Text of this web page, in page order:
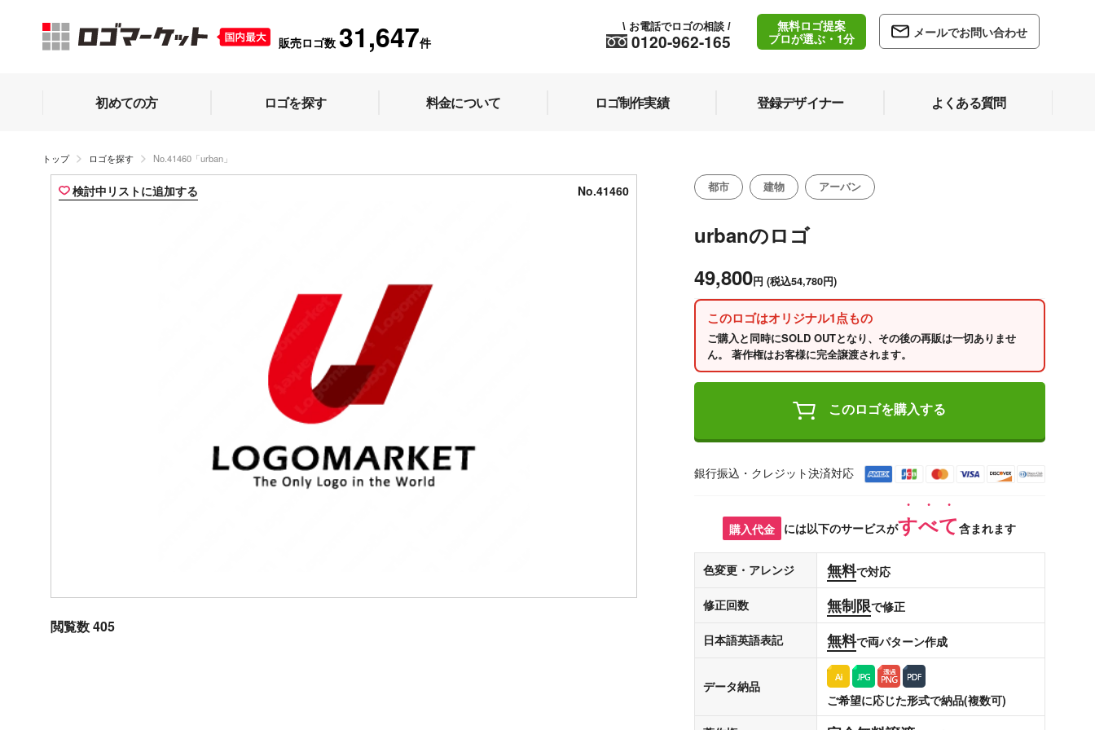
販売ロゴ数 31,647件 0120-962-165
\ お電話でロゴの相談 /
無料ロゴ提案
プロが選ぶ・1分
メールでお問い合わせ
初めての方 ロゴを探す 料金について ロゴ制作実績 登録デザイナー よくある質問
トップ ロゴを探す No.41460「urban」
検討中リストに追加する No.41460
閲覧数 405
都市 建物 アーバン
urbanのロゴ
49,800円 (税込54,780円)
このロゴはオリジナル1点もの
ご購入と同時にSOLD OUTとなり、その後の再販は一切ありませ
ん。 著作権はお客様に完全譲渡されます。
このロゴを購入する
銀行振込・クレジット決済対応
購入代金 には以下のサービスがすべて含まれます
色変更・アレンジ 無料で対応
修正回数 無制限で修正
日本語英語表記 無料で両パターン作成
データ納品
ご希望に応じた形式で納品(複数可)